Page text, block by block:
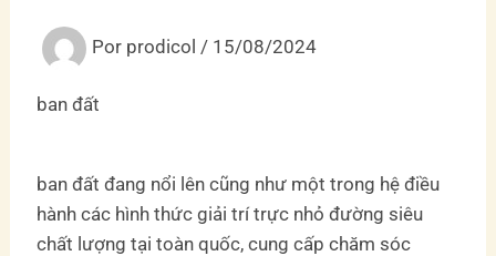
Por prodicol / 15/08/2024
ban đất
ban đất đang nổi lên cũng như một trong hệ điều
hành các hình thức giải trí trực nhỏ đường siêu
chất lượng tại toàn quốc, cung cấp chăm sóc